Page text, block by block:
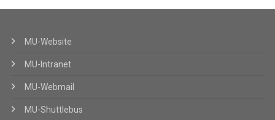
MU-Website
MU-Intranet
MU-Webmail
MU-Shuttlebus